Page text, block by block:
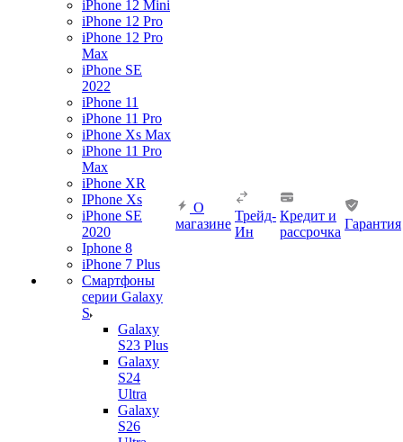
iPhone 12 Mini
iPhone 12 Pro
iPhone 12 Pro
Max
iPhone SE
2022
iPhone 11
iPhone 11 Pro
iPhone Xs Max
iPhone 11 Pro
Max
iPhone XR
IPhone Xs
iPhone SE
2020
Iphone 8
iPhone 7 Plus
Смартфоны
серии Galaxy
S
Galaxy
S23 Plus
Galaxy
S24
Ultra
Galaxy
S26
О
магазине
Трейд-
Ин
Кредит и
рассрочка
Гарантия